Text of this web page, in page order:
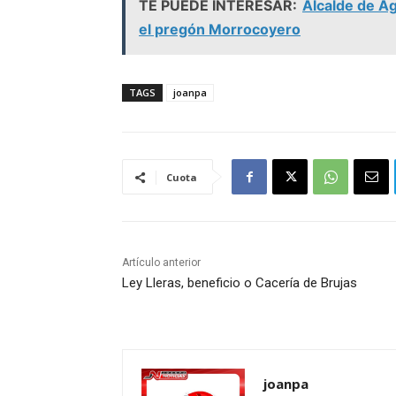
TE PUEDE INTERESAR: Alcalde de
el pregón Morrocoyero
TAGS joanpa
Cuota
Artículo anterior
Ley Lleras, beneficio o Cacería de Brujas
joanpa